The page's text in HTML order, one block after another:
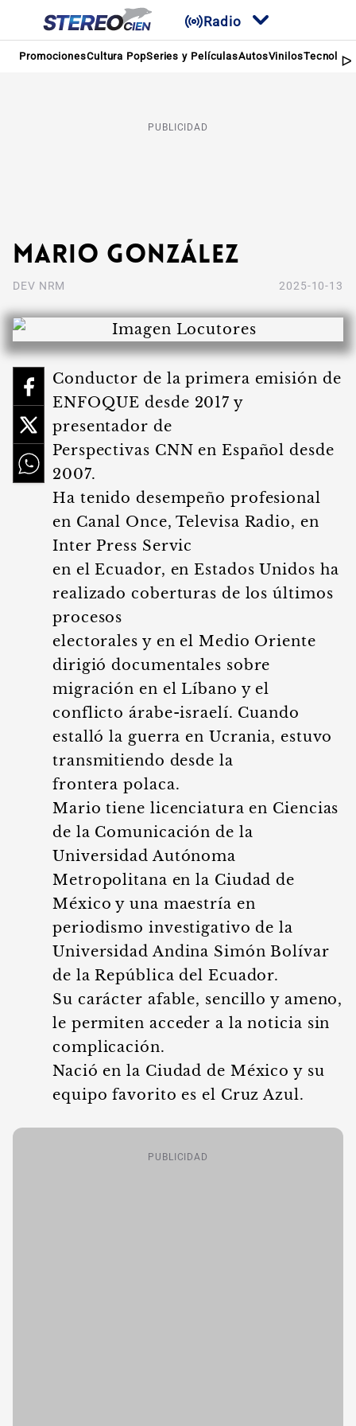
Radio
PromocionesCultura PopSeries y PelículasAutosVinilos
PUBLICIDAD
Mario González
DEV NRM 2025-10-13
Conductor de la primera emisión de
ENFOQUE desde 2017 y
presentador de
Perspectivas CNN en Español desde
2007.
Ha tenido desempeño profesional
en Canal Once, Televisa Radio, en
Inter Press Servic
en el Ecuador, en Estados Unidos ha
realizado coberturas de los últimos
procesos
electorales y en el Medio Oriente
dirigió documentales sobre
migración en el Líbano y el
conflicto árabe-israelí. Cuando
estalló la guerra en Ucrania, estuvo
transmitiendo desde la
frontera polaca.
Mario tiene licenciatura en Ciencias
de la Comunicación de la
Universidad Autónoma
Metropolitana en la Ciudad de
México y una maestría en
periodismo investigativo de la
Universidad Andina Simón Bolívar
de la República del Ecuador.
Su carácter afable, sencillo y ameno,
le permiten acceder a la noticia sin
complicación.
Nació en la Ciudad de México y su
equipo favorito es el Cruz Azul.
PUBLICIDAD